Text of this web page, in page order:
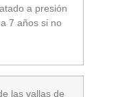
a presión
7 años si no
las vallas de